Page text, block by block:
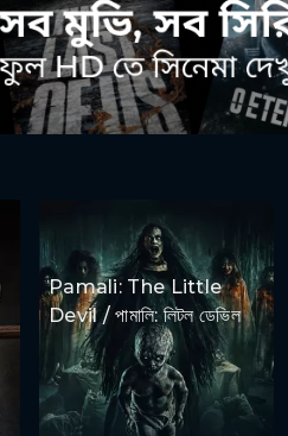
Pamali: The Little
Devil / পামালি: লিটল ডেভিল